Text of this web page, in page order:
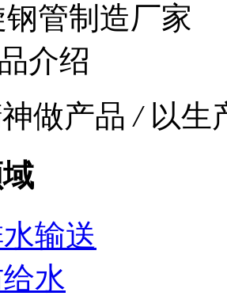
管制造厂家
介绍
做产品/以生
输送
水